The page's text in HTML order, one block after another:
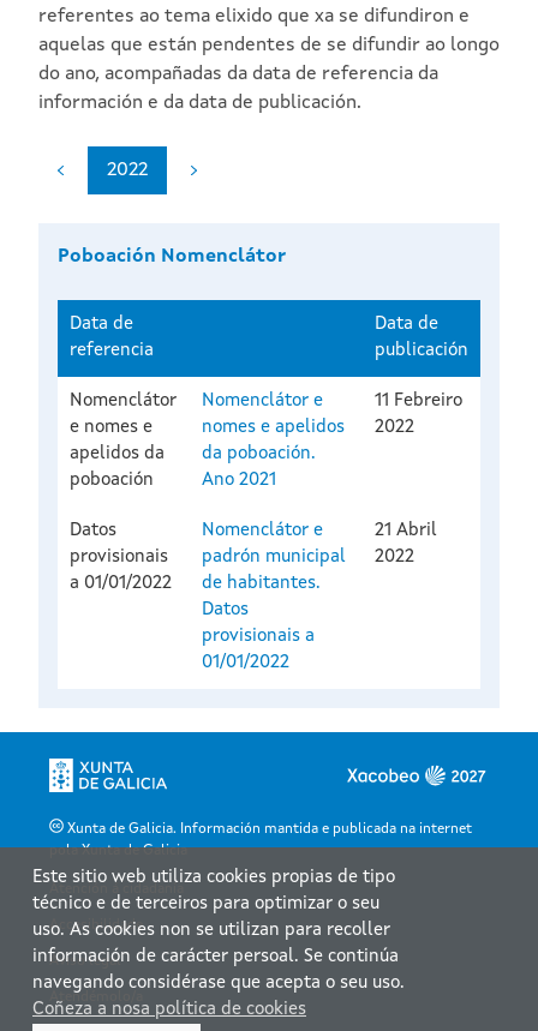
referentes ao tema elixido que xa se difundiron e
aquelas que están pendentes de se difundir ao longo
do ano, acompañadas da data de referencia da
información e da data de publicación.
2022
Poboación Nomenclátor
Data de
referencia
Data de
publicación
Nomenclátor
e nomes e
apelidos da
poboación
Nomenclátor e
nomes e apelidos
da poboación.
Ano 2021
11 Febreiro
2022
Datos
provisionais
a 01/01/2022
Nomenclátor e
padrón municipal
de habitantes.
Datos
provisionais a
01/01/2022
21 Abril
2022
Xunta de Galicia. Información mantida e publicada na internet
pola Xunta de Galicia
Accesibilidade
Aviso legal
Este sitio web utiliza cookies propias de tipo
técnico e de terceiros para optimizar o seu
uso. As cookies non se utilizan para recoller
información de carácter persoal. Se continúa
navegando considérase que acepta o seu uso.
Coñeza a nosa política de cookies